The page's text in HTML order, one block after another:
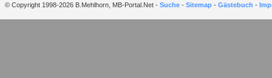
© Copyright 1998-2026 B.Mehlhorn, MB-Portal.Net - Suche - Sitemap - Gästebuch -